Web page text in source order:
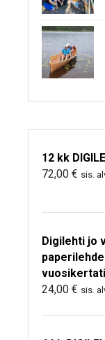
12 kk
72,00 € sis.
Digilehti jo
24,00 € sis.